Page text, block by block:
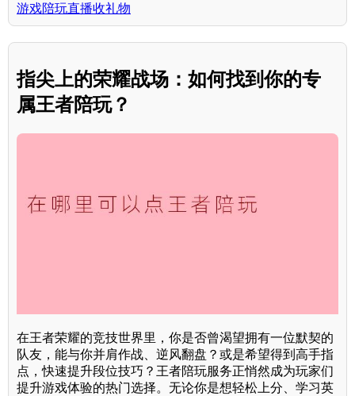
游戏陪玩直播收礼物
指尖上的荣耀战场：如何找到你的专
属王者陪玩？
在王者荣耀的竞技世界里，你是否曾渴望拥有一位默契的
队友，能与你并肩作战、逆风翻盘？或是希望得到高手指
点，快速提升段位技巧？王者陪玩服务正悄然成为玩家们
提升游戏体验的热门选择。无论你是想轻松上分、学习英